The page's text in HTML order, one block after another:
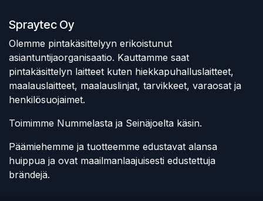
Spraytec Oy
Olemme pintakäsittelyyn erikoistunut
asiantuntijaorganisaatio. Kauttamme saat
pintakäsittelyn laitteet kuten hiekkapuhalluslaitteet,
maalauslaitteet, maalauslinjat, tarvikkeet, varaosat ja
henkilösuojaimet.
Toimimme Nummelasta ja Seinäjoelta käsin.
Päämiehemme ja tuotteemme edustavat alansa
huippua ja ovat maailmanlaajuisesti edustettuja
brändejä.